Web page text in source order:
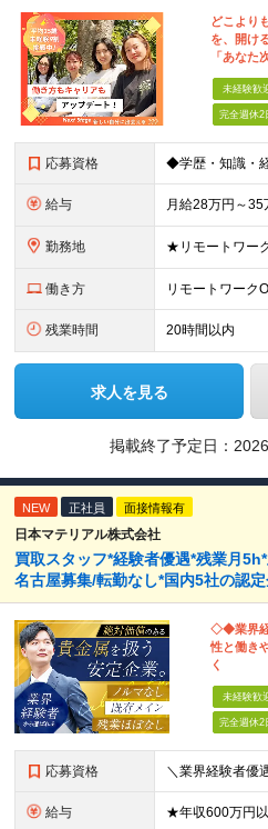
どこより
を、開け
「あなた
未経験歓
完全週休2
応募資格
給与
勤務地
働き方 リモートワーク
残業時間 20時間以内
求人を見る
掲載終了予定日：
NEW 正社員 面接情報有
日本マテリアル株式会社
買取スタッフ*経験者優遇*残業月
名古屋募集/転勤なし*国内5社の認
◇◆業界
性と働き
く
未経験歓
完全週休2
応募資格
給与